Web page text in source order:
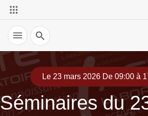
Recherche
Le 23 mars 2026 De 09:00 à
Séminaires du